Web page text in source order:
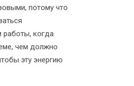
потому что
работы, когда
чем должно
эту энергию